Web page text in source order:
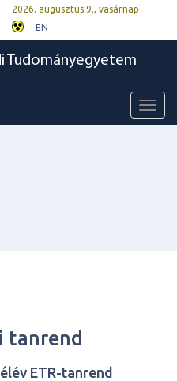
2026. augusztus 9., vasárnap
EN
Tudományegyetem
tanrend
ETR-tanrend